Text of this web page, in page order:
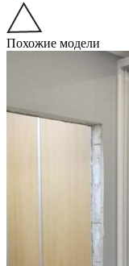
Похожие модели